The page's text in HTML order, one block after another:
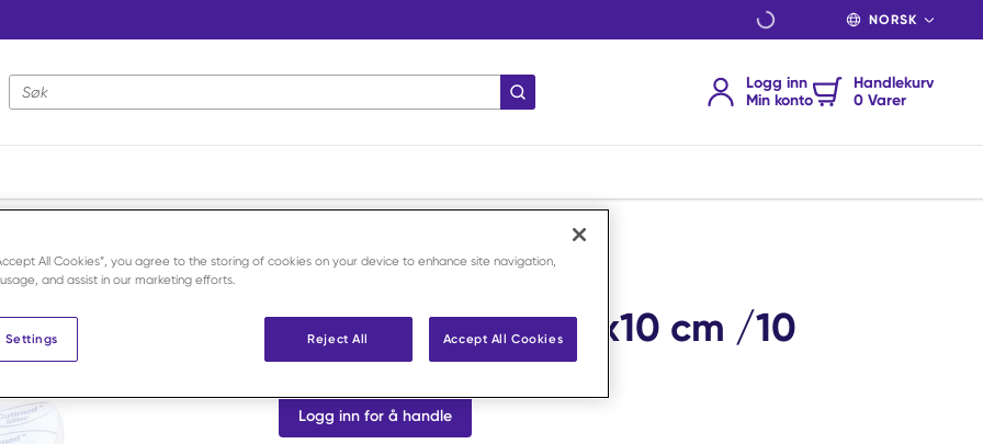
SPRÅK
Nettstedsøk
send søk
Logg inn
Min konto
Handlekurv
0 Varer
Cutimed Siltec 10x10 cm /10
Logg inn for å handle
All Cookies”, you agree to the storing of cookies on your device to enhance site navigation,
and assist in our marketing efforts.
Reject All Accept All Cookies
Settings